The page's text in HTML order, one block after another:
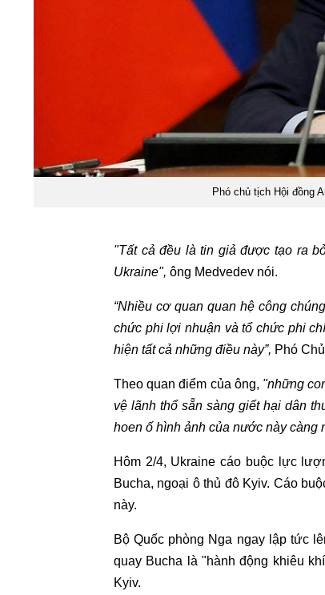
Phó chủ tịch Hội đồng
"Tất cả đều là tin giả được tạo ra
Ukraine", ông Medvedev nói.
“Nhiều cơ quan quan hệ công
chức phi lợi nhuận và tổ chức phi
hiện tất cả những điều này”, Phó
Theo quan điểm của ông, "những
vệ lãnh thổ sẵn sàng giết hại dân
hoen ố hình ảnh của nước này càng
Hôm 2/4, Ukraine cáo buộc lực
Bucha, ngoại ô thủ đô Kyiv. Cáo
này.
Bộ Quốc phòng Nga ngay lập tức
quay Bucha là "hành động khiêu
Kyiv.